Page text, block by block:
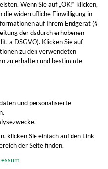
Wenn Sie auf „OK!“ klicken,
die widerrufliche Einwilligung in
auf Ihrem Endgerät (§
der dadurch erhobenen
a DSGVO). Klicken Sie auf
zu den verwendeten
zu erhalten und bestimmte
und personalisierte
klicken Sie einfach auf den Link
der Seite finden.